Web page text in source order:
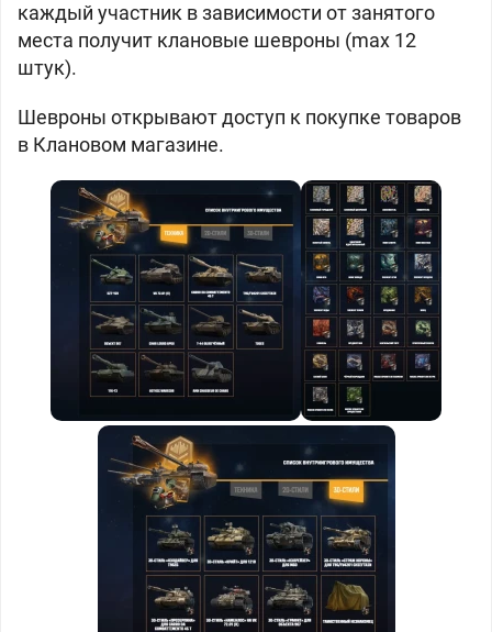
каждый участник в зависимости от занятого
места получит клановые шевроны (max 12
штук).
Шевроны открывают доступ к покупке товаров
в Клановом магазине.